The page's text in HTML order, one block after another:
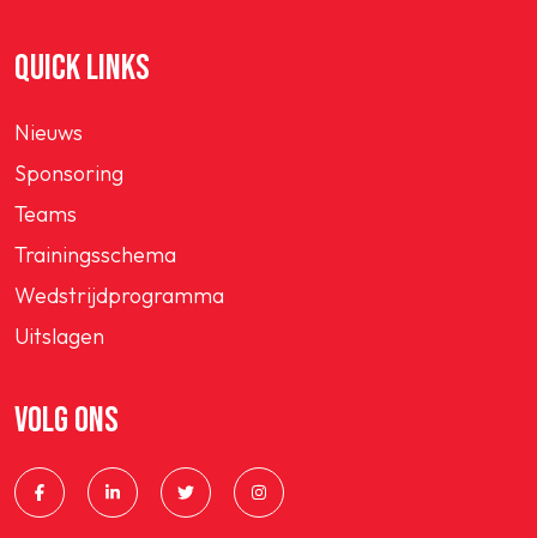
QUICK LINKS
Nieuws
Sponsoring
Teams
Trainingsschema
Wedstrijdprogramma
Uitslagen
VOLG ONS